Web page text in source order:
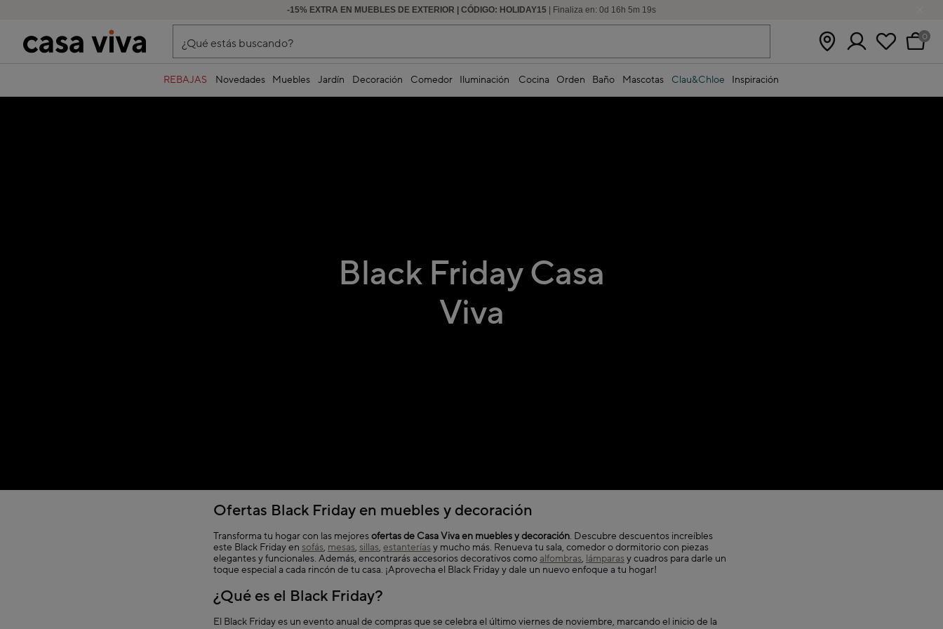
-15% EXTRA EN MUEBLES DE EXTERIOR | CÓDIGO: HOLIDAY15 | Finaliza en: 0d 16 h 5m 19s
HASTA -60% DE DESCUENTO | SEGUNDAS REBAJAS
¿Qué estás buscando? 0
REBAJAS Novedades Muebles Jardín Decoración Comedor Iluminación Cocina Orden Baño Mascotas Clau&Chloe Inspiración
Black Friday Casa
Viva
Ofertas Black Friday en muebles y decoración
Transforma tu hogar con las mejoresofertas de Casa Viva en muebles y decoración. Descubre descuentos increíbles
este Black Friday en sofás, mesas, sillas, estanteríasy mucho más. Renueva tu sala, comedor o dormitorio con piezas
elegantes y funcionales. Además, encontrarás accesorios decorativos como alfombras, lámparasy cuadros para darle un
toque especial a cada rincón de tu casa. ¡Aprovecha el Black Friday y dale un nuevo enfoque a tu hogar!
¿Qué es el Black Friday?
El Black Friday es un evento anual de compras que se celebra el último viernes de noviembre, marcando el inicio de la